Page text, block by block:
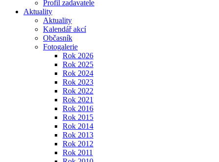
Profil zadavatele
Aktuality
Aktuality
Kalendář akcí
Občasník
Fotogalerie
Rok 2026
Rok 2025
Rok 2024
Rok 2023
Rok 2022
Rok 2021
Rok 2016
Rok 2015
Rok 2014
Rok 2013
Rok 2012
Rok 2011